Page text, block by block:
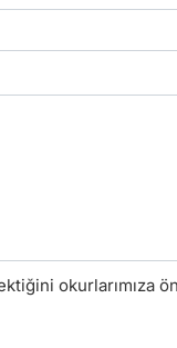
okurlarımıza